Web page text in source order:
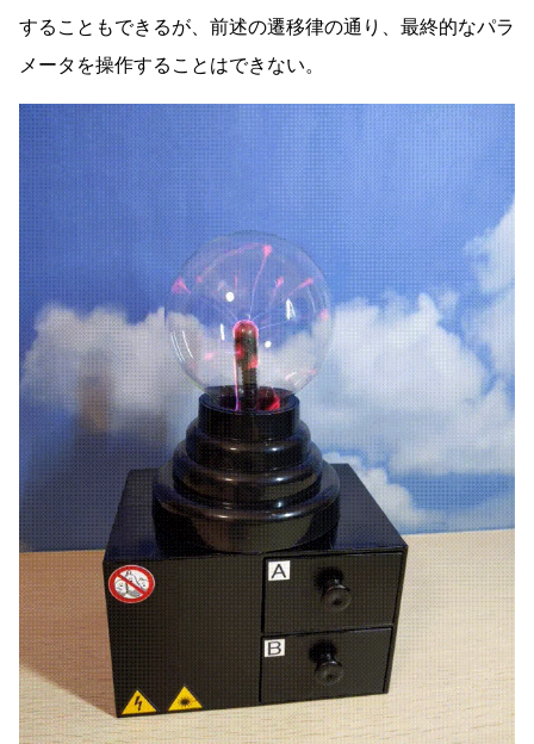
することもできるが、前述の遷移律の通り、最終的なパラ
メータを操作することはできない。